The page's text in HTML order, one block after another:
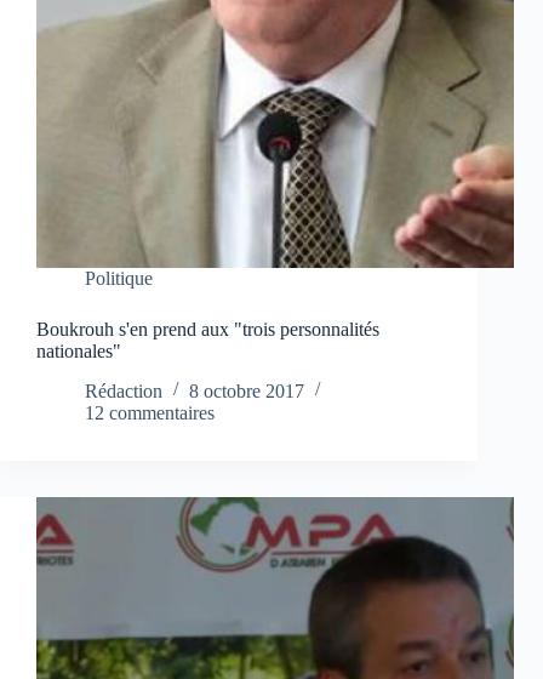
Politique
Boukrouh s'en prend aux "trois personnalités
nationales"
Rédaction
8 octobre 2017
12 commentaires